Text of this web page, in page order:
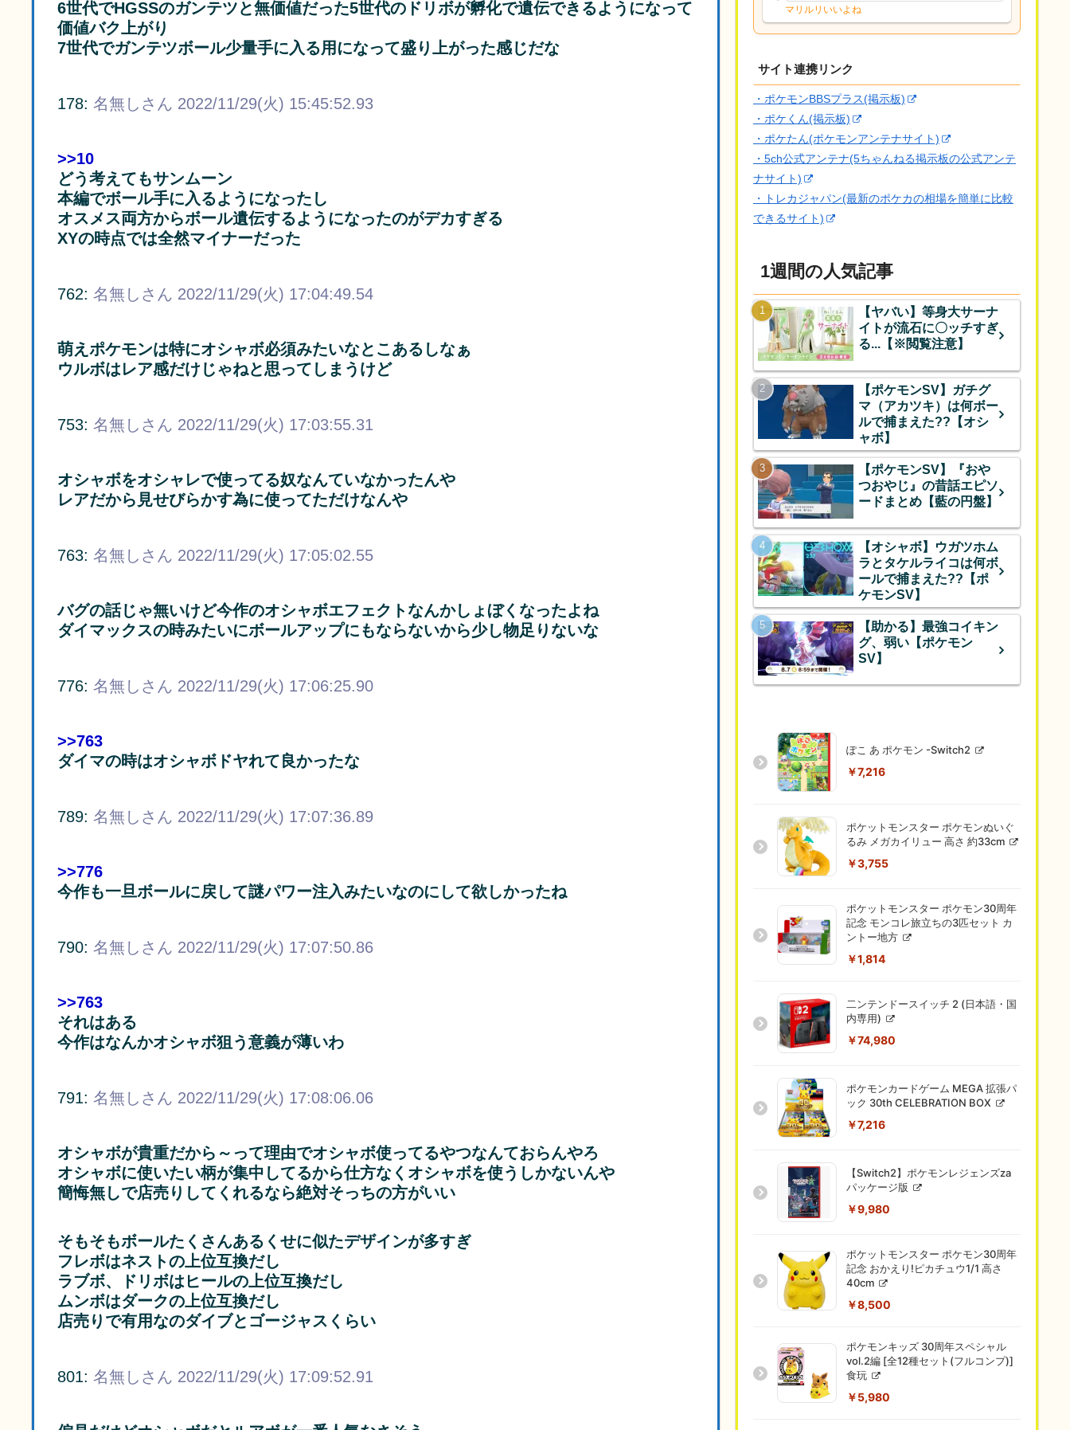
6世代でHGSSのガンテツと無価値だった5世代のドリボが孵化で遺伝できるようになって
価値バク上がり
7世代でガンテツボール少量手に入る用になって盛り上がった感じだな
178: 名無しさん 2022/11/29(火) 15:45:52.93
>>10
どう考えてもサンムーン
本編でボール手に入るようになったし
オスメス両方からボール遺伝するようになったのがデカすぎる
XYの時点では全然マイナーだった
762: 名無しさん 2022/11/29(火) 17:04:49.54
萌えポケモンは特にオシャボ必須みたいなとこあるしなぁ
ウルボはレア感だけじゃねと思ってしまうけど
753: 名無しさん 2022/11/29(火) 17:03:55.31
オシャボをオシャレで使ってる奴なんていなかったんや
レアだから見せびらかす為に使ってただけなんや
763: 名無しさん 2022/11/29(火) 17:05:02.55
バグの話じゃ無いけど今作のオシャボエフェクトなんかしょぼくなったよね
ダイマックスの時みたいにボールアップにもならないから少し物足りないな
776: 名無しさん 2022/11/29(火) 17:06:25.90
>>763
ダイマの時はオシャボドヤれて良かったな
789: 名無しさん 2022/11/29(火) 17:07:36.89
>>776
今作も一旦ボールに戻して謎パワー注入みたいなのにして欲しかったね
790: 名無しさん 2022/11/29(火) 17:07:50.86
>>763
それはある
今作はなんかオシャボ狙う意義が薄いわ
791: 名無しさん 2022/11/29(火) 17:08:06.06
オシャボが貴重だから～って理由でオシャボ使ってるやつなんておらんやろ
オシャボに使いたい柄が集中してるから仕方なくオシャボを使うしかないんや
簡悔無しで店売りしてくれるなら絶対そっちの方がいい
そもそもボールたくさんあるくせに似たデザインが多すぎ
フレボはネストの上位互換だし
ラブボ、ドリボはヒールの上位互換だし
ムンボはダークの上位互換だし
店売りで有用なのダイブとゴージャスくらい
801: 名無しさん 2022/11/29(火) 17:09:52.91
な、後特性力持ちって見た目と全然違う
な
マリルリいいよね
サイト連携リンク
・ポケモンBBSプラス(掲示板)
・ポケくん(掲示板)
・ポケたん(ポケモンアンテナサイト)
・5ch公式アンテナ(5ちゃんねる掲示板の公式アンテ
ナサイト)
・トレカジャパン(最新のポケカの相場を簡単に比較
できるサイト)
1週間の人気記事
【ヤバい】等身大サーナ
イトが流石に〇ッチすぎ
る...【※閲覧注意】
【ポケモンSV】ガチグ
マ（アカツキ）は何ボー
ルで捕まえた??【オシ
ャボ】
【ポケモンSV】『おや
つおやじ』の昔話エピソ
ードまとめ【藍の円盤】
【オシャボ】ウガツホム
ラとタケルライコは何ボ
ールで捕まえた??【ポ
ケモンSV】
【助かる】最強コイキン
グ、弱い【ポケモン
SV】
ぽこ あ ポケモン -Switch2
￥7,216
ポケットモンスター ポケモンぬいぐ
るみ メガカイリュー 高さ 約33cm
￥3,755
ポケットモンスター ポケモン30周年
記念 モンコレ旅立ちの3匹セット カ
ントー地方
￥1,814
二ンテンドースイッチ 2 (日本語・国
内専用)
￥74,980
ポケモンカードゲーム MEGA 拡張パ
ック 30th CELEBRATION BOX
￥7,216
【Switch2】ポケモンレジェンズza
パッケージ版
￥9,980
ポケットモンスター ポケモン30周年
記念 おかえり!ピカチュウ1/1 高さ
40cm
￥8,500
ポケモンキッズ 30周年スペシャル
vol.2編 [全12種セット(フルコンプ)]
食玩
￥5,980